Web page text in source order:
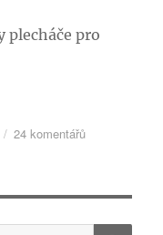
vozy
plecháče pro
Scenario Traffic“
24 komentářůu
242